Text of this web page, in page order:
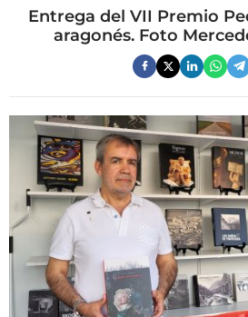
Entrega del VII Premio
aragonés. Foto